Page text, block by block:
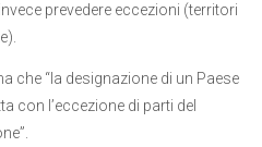
prevedere eccezioni (territori
che “la designazione di un Paese
con l’eccezione di parti del